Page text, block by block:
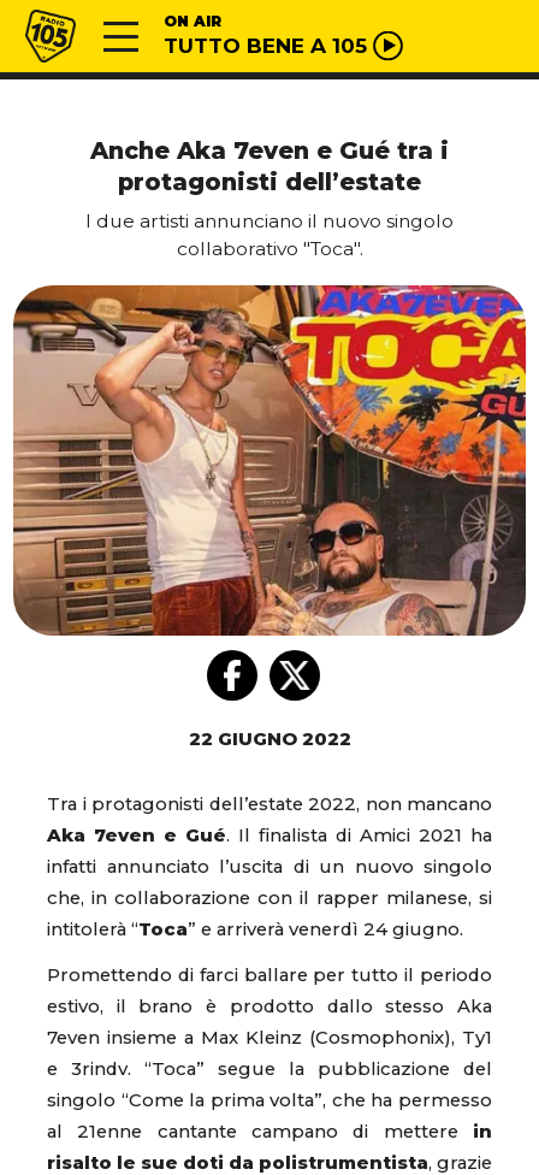
Vai al contenuto
Radio 105 ON AIR
TUTTO BENE A 105
Anche Aka 7even e Gué tra i
protagonisti dell’estate
I due artisti annunciano il nuovo singolo
collaborativo "Toca".
22 GIUGNO 2022
Tra i protagonisti dell’estate 2022, non mancano
Aka 7even e Gué. Il finalista di Amici 2021 ha
infatti annunciato l’uscita di un nuovo singolo
che, in collaborazione con il rapper milanese, si
intitolerà “Toca” e arriverà venerdì 24 giugno.
Promettendo di farci ballare per tutto il periodo
estivo, il brano è prodotto dallo stesso Aka
7even insieme a Max Kleinz (Cosmophonix), Ty1
e 3rindv. “Toca” segue la pubblicazione del
singolo “Come la prima volta”, che ha permesso
al 21enne cantante campano di mettere in
risalto le sue doti da polistrumentista, grazie